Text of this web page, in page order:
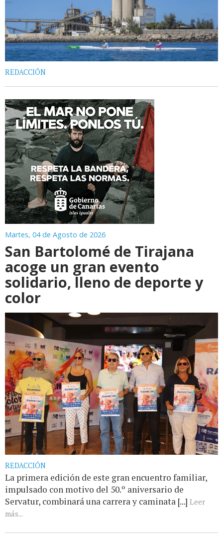
REDACCIÓN
Martes, 04 de Agosto de 2026
San Bartolomé de Tirajana
acoge un gran evento
solidario, lleno de deporte y
color
REDACCIÓN
La primera edición de este gran encuentro familiar,
impulsado con motivo del 50.º aniversario de
Servatur, combinará una carrera y caminata [...] Leer
más...